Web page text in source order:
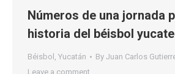
Números de una jornada
historia del béisbol
Béisbol , Yucatán By Juan Carlos
Leave a comment